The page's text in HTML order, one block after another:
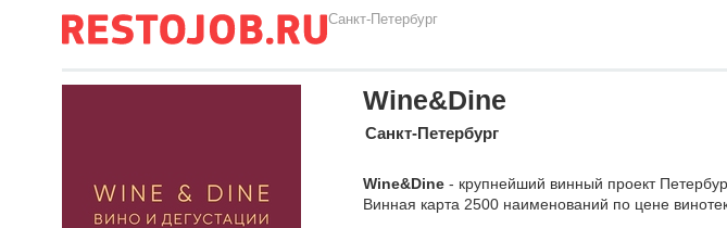
Санкт-Петербург
Wine&Dine
Санкт-Петербург
Wine&Dine - крупнейший винный проект
Винная карта 2500 наименований по цене